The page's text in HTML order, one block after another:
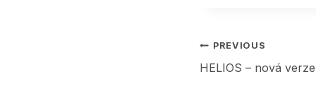
Post
navigation
PREVIOUS
HELIOS – nová